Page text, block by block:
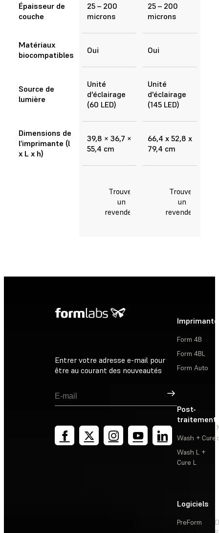
Épaisseur de
couche
25 – 200
microns
25 – 200
microns
Matériaux
biocompatibles
Oui Oui
Source de
lumière
Unité
d'éclairage
(60 LED)
Unité
d'éclairage
(145 LED)
Dimensions de
l’imprimante (l
x L x h)
39,8 × 36,7 ×
55,4 cm
66,4 x 52,8 x
79,4 cm
Trouver
un
revendeur
Trouver
un
revendeur
Entrer votre adresse e-mail pour
être au courant des nouveautés
Inscription
Form 4B
Form 4BL
Form Auto
Post-
traitement
Wash + Cure
Wash L +
Cure L
Logiciels
PreForm